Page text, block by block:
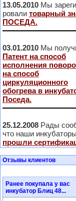
13.05.2010 Мы
ровали товарный
ПОСЕДА.
03.01.2010 Мы
Патент на способ
исполнения
на способ
циркуляционного
обогрева в
Поседа.
25.12.2008 Рады
что наши инкубаторы
прошли
Отзывы клиентов
Ранее покупала у вас
инкубатор Блиц 48...